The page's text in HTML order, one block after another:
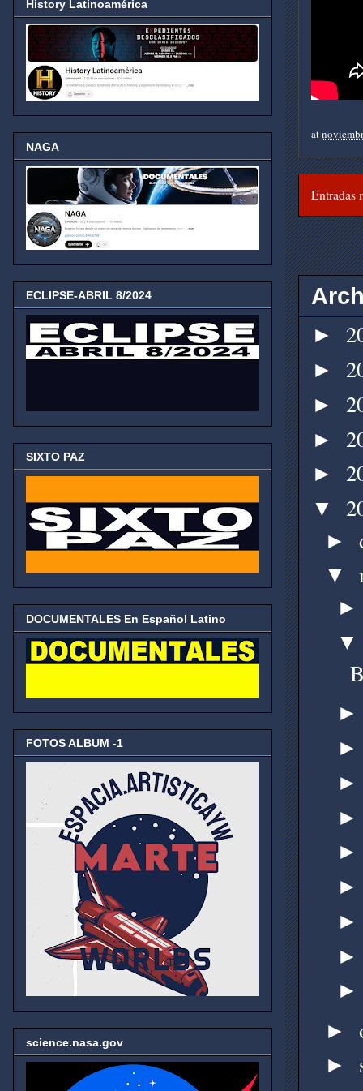
at
Entradas
►
►
►
►
►
▼
►
▼
►
►
History Latinoamérica
NAGA
ECLIPSE-ABRIL 8/2024
SIXTO PAZ
DOCUMENTALES En Español Latino
FOTOS ALBUM -1
science.nasa.gov